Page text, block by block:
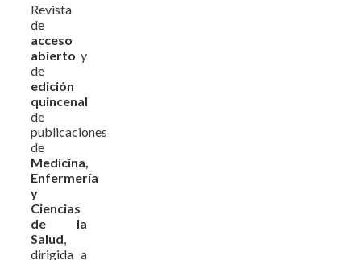
Revista
de
acceso
abierto y
de
edición
quincenal
de
publicaciones
de
Medicina,
Enfermería
y
Ciencias
de la
Salud
dirigida a